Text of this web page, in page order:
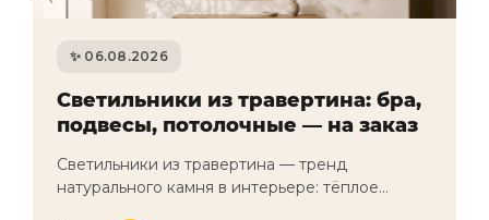
06.08.2026
Светильники из травертина: бра,
подвесы, потолочные — на заказ
Светильники из травертина — тренд
натурального камня в интерьере: тёплое